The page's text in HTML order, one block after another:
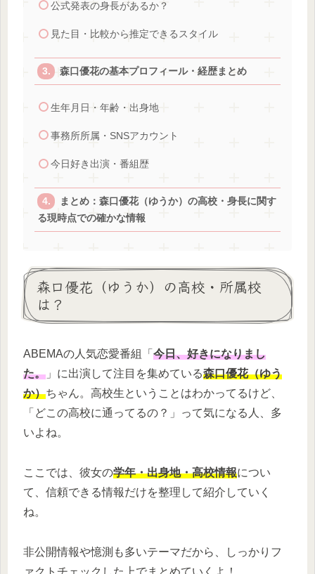
公式発表の身長があるか？
見た目・比較から推定できるスタイル
森口優花の基本プロフィール・経歴まとめ
生年月日・年齢・出身地
事務所所属・SNSアカウント
今日好き出演・番組歴
まとめ：森口優花（ゆうか）の高校・身長に関す
る現時点での確かな情報
森口優花（ゆうか）の高校・所属校
は？
ABEMAの人気恋愛番組「 今日、好きになりまし
た。 」に出演して注目を集めている森口優花（ゆう
か）ちゃん。高校生ということはわかってるけど、
「どこの高校に通ってるの？」って気になる人、多
いよね。
ここでは、彼女の学年・出身地・高校情報につい
て、信頼できる情報だけを整理して紹介していく
ね。
非公開情報や憶測も多いテーマだから、しっかりフ
ァクトチェックした上でまとめていくよ！